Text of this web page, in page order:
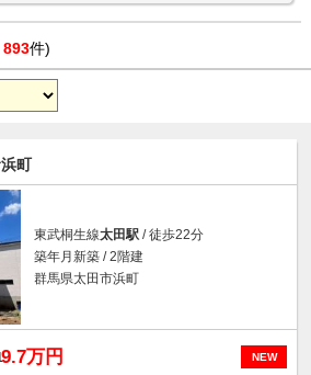
893件)
町
東武桐生線太田駅 / 徒歩22分
築年月新築 / 2階建
群馬県太田市浜町
NEW
9.7万円